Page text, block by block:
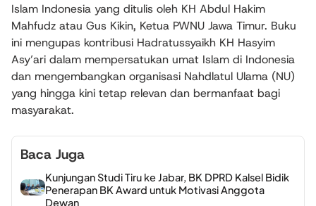
Islam Indonesia yang ditulis oleh KH Abdul Hakim
Mahfudz atau Gus Kikin, Ketua PWNU Jawa Timur. Buku
ini mengupas kontribusi Hadratussyaikh KH Hasyim
Asy’ari dalam mempersatukan umat Islam di Indonesia
dan mengembangkan organisasi Nahdlatul Ulama (NU)
yang hingga kini tetap relevan dan bermanfaat bagi
masyarakat.
Baca Juga
Kunjungan Studi Tiru ke Jabar, BK DPRD Kalsel Bidik
Penerapan BK Award untuk Motivasi Anggota
Dewan